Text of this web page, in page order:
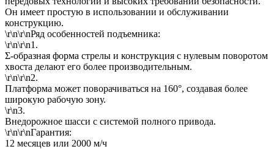
Он имеет простую в использовании и обслуживании
конструкцию.
\r\n\r\nРяд особенностей подъемника:
\r\n\r\n1.
Σ-образная форма стрелы и конструкция с нулевым поворотом
хвоста делают его более производительным.
\r\n\r\n2.
Платформа может поворачиваться на 160°, создавая более
широкую рабочую зону.
\r\n3.
Внедорожное шасси с системой полного привода.
\r\n\r\nГарантия:
12 месяцев или 2000 м/ч